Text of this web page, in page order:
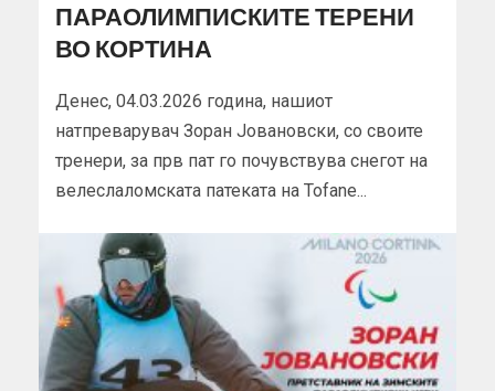
ПАРАОЛИМПИСКИТЕ ТЕРЕНИ
ВО КОРТИНА
Денес, 04.03.2026 година, нашиот
натпреварувач Зоран Јовановски, со своите
тренери, за прв пат го почувствува снегот на
велеслаломската патеката на Tofane...